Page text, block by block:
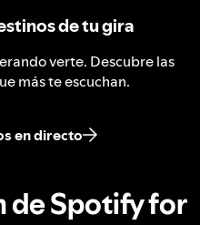
de tu gira
verte. Descubre las
más te escuchan.
en directo
de Spotify for